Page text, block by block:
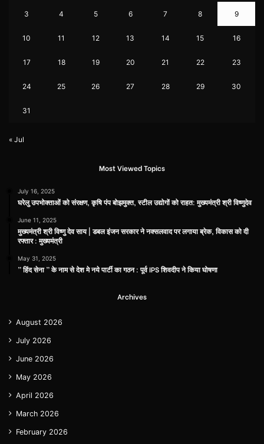
3 4 5 6 7 8 9
10 11 12 13 14 15 16
17 18 19 20 21 22 23
24 25 26 27 28 29 30
31
« Jul
Most Viewed Topics
July 16, 2025
घरेलु उपभोक्ताओं को संरक्षण, कृषि पंप बोझमुक्त, स्टील उद्योगों को राहत: मुख्यमंत्री श्री विष्णुदेव
June 11, 2025
मुख्यमंत्री श्री विष्णु देव साय | डबल इंजन सरकार ने नक्सलवाद पर लगाया ब्रेक, विकास को दी
रफ्तार : मुख्यमंत्री
May 31, 2025
” हिंद सेना ” के नाम से देश मे नये पार्टी का गठन : पूर्व IPS शिवदीप ने किया घोषणा
Archives
August 2026
July 2026
June 2026
May 2026
April 2026
March 2026
February 2026